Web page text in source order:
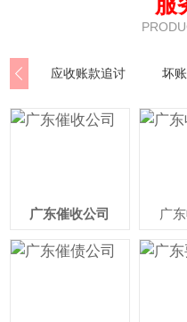
应收账款追讨 坏
广东催收公司 广